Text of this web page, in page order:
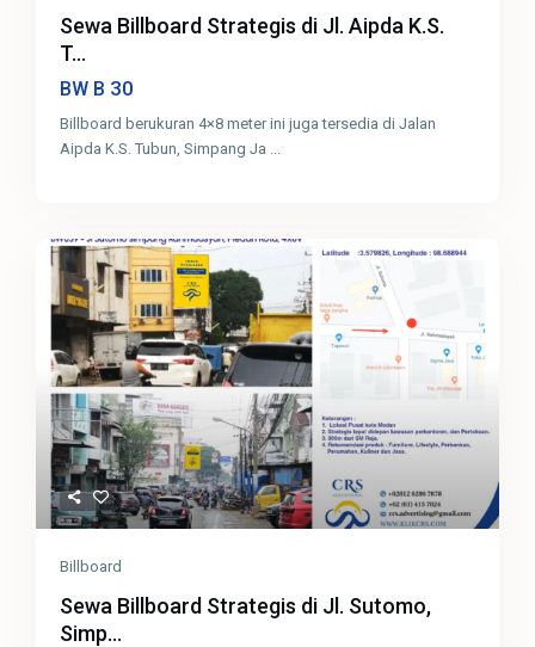
Sewa Billboard Strategis di Jl. Aipda K.S.
T...
BW B 30
Billboard berukuran 4×8 meter ini juga tersedia di Jalan
Aipda K.S. Tubun, Simpang Ja ...
Billboard
Sewa Billboard Strategis di Jl. Sutomo,
Simp...